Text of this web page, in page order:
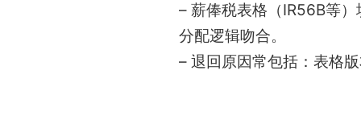
– 薪俸税表格（IR56B等
分配逻辑吻合。
– 退回原因常包括：表格